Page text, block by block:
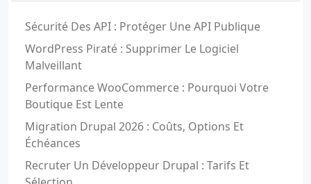
Sécurité Des API : Protéger Une API Publique
WordPress Piraté : Supprimer Le Logiciel
Malveillant
Performance WooCommerce : Pourquoi Votre
Boutique Est Lente
Migration Drupal 2026 : Coûts, Options Et
Échéances
Recruter Un Développeur Drupal : Tarifs Et